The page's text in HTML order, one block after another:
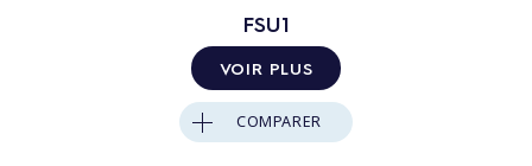
FSU1
VOIR PLUS
COMPARER